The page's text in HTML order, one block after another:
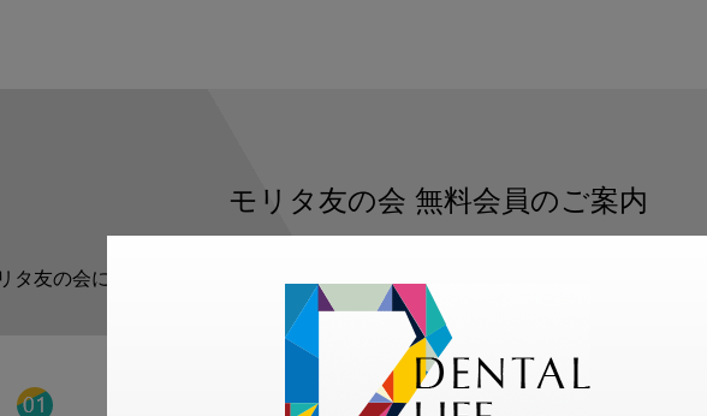
モリタ友の会 無料会員のご案内
タ友の会に登録いただくと、デンタルライフデザインをもっと便利にご利用い
メリット